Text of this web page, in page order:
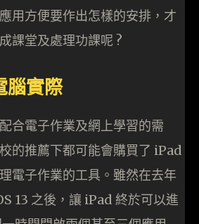
用方便要作出怎樣的安排，才
課堂及處理功課呢 ?
腦實際
合電子作業及網上學習的需
的推薦下都可能會購買了 iPad
電子作業的工具。雖然在去年
13 之後，讓 iPad 終於可以進